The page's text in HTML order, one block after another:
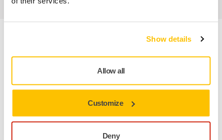
Show details
Allow all
Customize
Deny
Détails techniques
Roues Ø 50 mm pour aspirateur Mirka® 1025 L